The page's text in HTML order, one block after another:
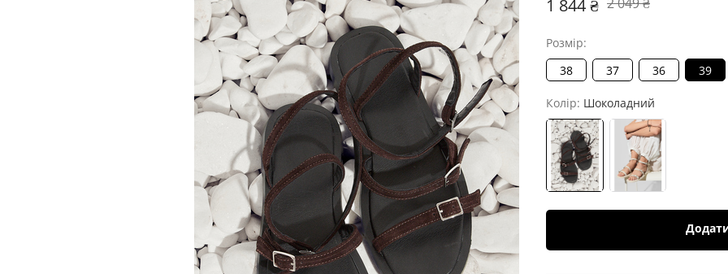
1 844 ₴
Розмір:
38
37 36 39
Колір: Шоколадний